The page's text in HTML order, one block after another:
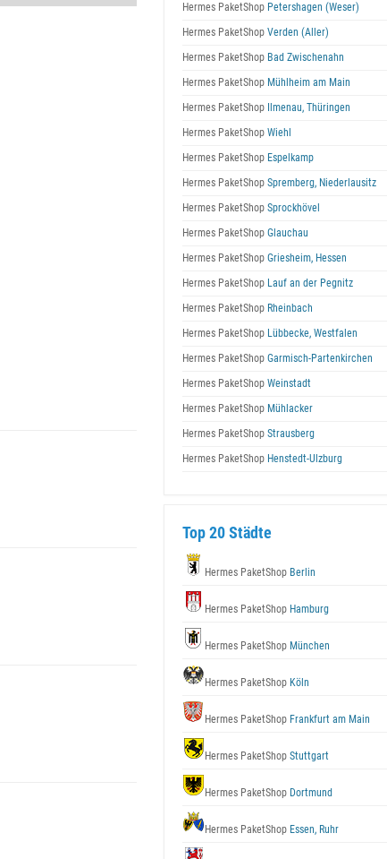
Hermes PaketShop Petershagen (Weser)
Hermes PaketShop Verden (Aller)
Hermes PaketShop Bad Zwischenahn
Hermes PaketShop Mühlheim am Main
Hermes PaketShop Ilmenau, Thüringen
Hermes PaketShop Wiehl
Hermes PaketShop Espelkamp
Hermes PaketShop Spremberg, Niederlausitz
Hermes PaketShop Sprockhövel
Hermes PaketShop Glauchau
Hermes PaketShop Griesheim, Hessen
Hermes PaketShop Lauf an der Pegnitz
Hermes PaketShop Rheinbach
Hermes PaketShop Lübbecke, Westfalen
Hermes PaketShop Garmisch-Partenkirchen
Hermes PaketShop Weinstadt
Hermes PaketShop Mühlacker
Hermes PaketShop Strausberg
Hermes PaketShop Henstedt-Ulzburg
Top 20 Städte
Hermes PaketShop Berlin
Hermes PaketShop Hamburg
Hermes PaketShop München
Hermes PaketShop Köln
Hermes PaketShop Frankfurt am Main
Hermes PaketShop Stuttgart
Hermes PaketShop Dortmund
Hermes PaketShop Essen, Ruhr